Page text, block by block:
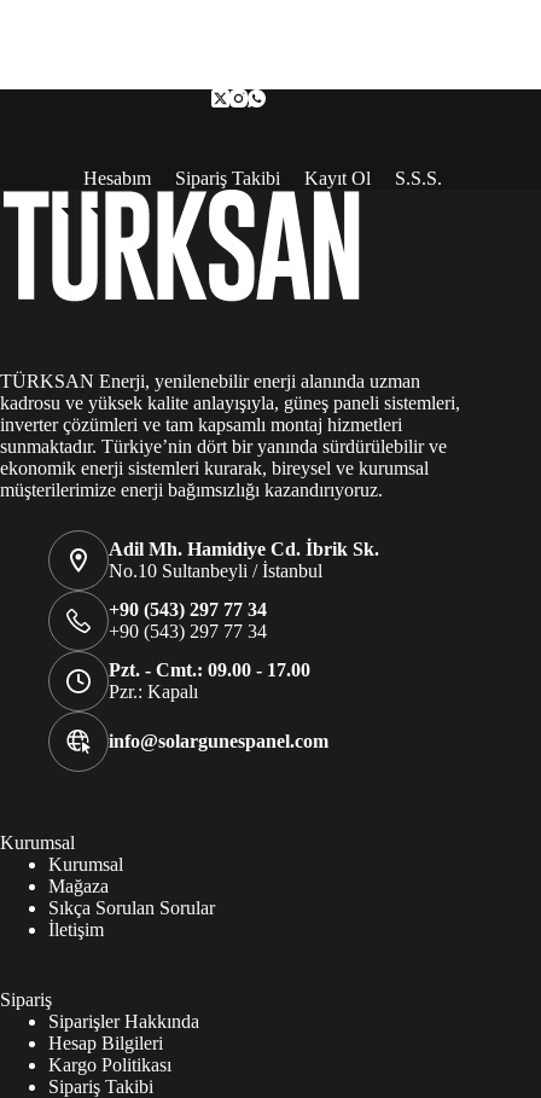
Hesabım Sipariş Takibi Kayıt Ol S.S.S.
TÜRKSAN Enerji, yenilenebilir enerji alanında uzman
kadrosu ve yüksek kalite anlayışıyla, güneş paneli sistemleri,
inverter çözümleri ve tam kapsamlı montaj hizmetleri
sunmaktadır. Türkiye’nin dört bir yanında sürdürülebilir ve
ekonomik enerji sistemleri kurarak, bireysel ve kurumsal
müşterilerimize enerji bağımsızlığı kazandırıyoruz.
Adil Mh. Hamidiye Cd. İbrik Sk.
No.10 Sultanbeyli / İstanbul
+90 (543) 297 77 34
+90 (543) 297 77 34
Pzt. - Cmt.: 09.00 - 17.00
Pzr.: Kapalı
info@solargunespanel.com
Kurumsal
Kurumsal
Mağaza
Sıkça Sorulan Sorular
İletişim
Sipariş
Siparişler Hakkında
Hesap Bilgileri
Kargo Politikası
Sipariş Takibi